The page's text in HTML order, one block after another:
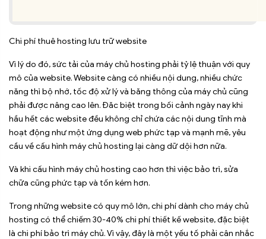
Chi phí thuê hosting lưu trữ website
Vì lý do đó, sức tải của máy chủ hosting phải tỷ lệ thuận với quy
mô của website. Website càng có nhiều nội dung, nhiều chức
năng thì bộ nhớ, tốc độ xử lý và băng thông của máy chủ cũng
phải được nâng cao lên. Đăc biệt trong bối cảnh ngày nay khi
hầu hết các website đều không chỉ chứa các nội dung tĩnh mà
hoạt động như một ứng dụng web phức tạp và mạnh mẽ, yêu
cầu về cấu hình máy chủ hosting lại càng dữ dội hơn nữa.
Và khi cấu hình máy chủ hosting cao hơn thì việc bảo trì, sửa
chữa cũng phức tạp và tốn kém hơn.
Trong những website có quy mô lớn, chi phí dành cho máy chủ
hosting có thể chiếm 30-40% chi phí thiết kế website, đặc biệt
là chi phí bảo trì máy chủ. Vì vậy, đây là một yếu tố phải cân nhắc